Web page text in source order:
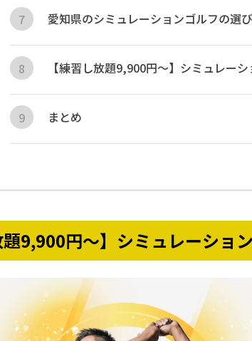
愛知県のシミュレーションゴルフの選
【練習し放題9,900円〜】シミュレー
まとめ
題9,900円〜】シミュレーショ